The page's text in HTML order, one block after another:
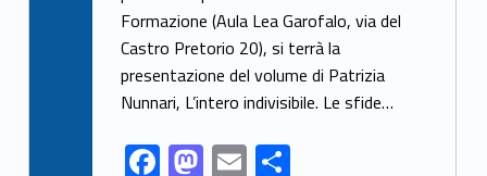
b
o
o
k
d
o
n
l e
Formazione (Aula Lea Garofalo, via del
Castro Pretorio 20), si terrà la
presentazione del volume di Patrizia
Nunnari, L’intero indivisibile. Le sfide…
F M E S